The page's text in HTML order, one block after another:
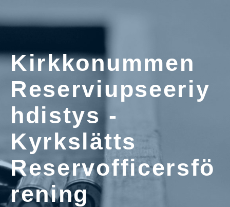
Kirkkonummen
Reserviupseeriy
hdistys -
Kyrkslätts
Reservofficersfö
rening